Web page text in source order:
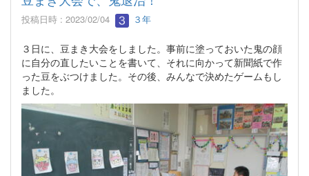
投稿日時 : 2023/02/04 ３年
３日に、豆まき大会をしました。事前に塗っておいた鬼の顔
に自分の直したいことを書いて、それに向かって新聞紙で作
った豆をぶつけました。その後、みんなで決めたゲームもし
ました。